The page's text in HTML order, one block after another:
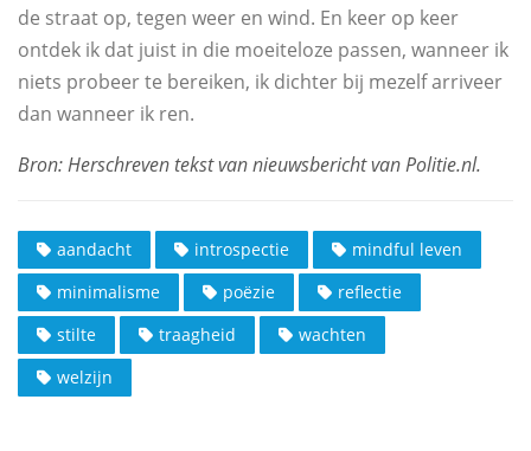
de straat op, tegen weer en wind. En keer op keer
ontdek ik dat juist in die moeiteloze passen, wanneer ik
niets probeer te bereiken, ik dichter bij mezelf arriveer
dan wanneer ik ren.
aandacht introspectie
mindful leven
minimalisme
poëzie
reflectie
stilte
traagheid
wachten
welzijn